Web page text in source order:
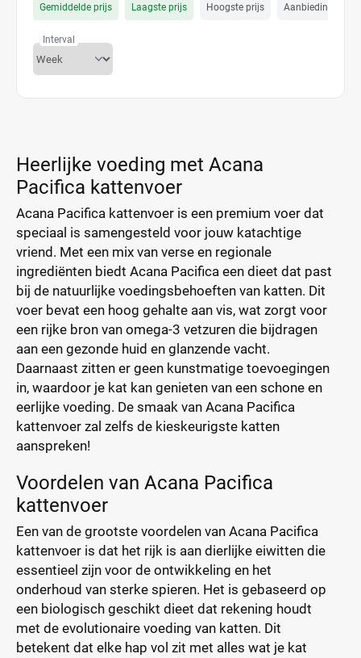
Gemiddelde prijs Laagste prijs Hoogste prijs Aanbiedings prijs
Interval
Heerlijke voeding met Acana
Pacifica kattenvoer
Acana Pacifica kattenvoer is een premium voer dat
speciaal is samengesteld voor jouw katachtige
vriend. Met een mix van verse en regionale
ingrediënten biedt Acana Pacifica een dieet dat past
bij de natuurlijke voedingsbehoeften van katten. Dit
voer bevat een hoog gehalte aan vis, wat zorgt voor
een rijke bron van omega-3 vetzuren die bijdragen
aan een gezonde huid en glanzende vacht.
Daarnaast zitten er geen kunstmatige toevoegingen
in, waardoor je kat kan genieten van een schone en
eerlijke voeding. De smaak van Acana Pacifica
kattenvoer zal zelfs de kieskeurigste katten
aanspreken!
Voordelen van Acana Pacifica
kattenvoer
Een van de grootste voordelen van Acana Pacifica
kattenvoer is dat het rijk is aan dierlijke eiwitten die
essentieel zijn voor de ontwikkeling en het
onderhoud van sterke spieren. Het is gebaseerd op
een biologisch geschikt dieet dat rekening houdt
met de evolutionaire voeding van katten. Dit
betekent dat elke hap vol zit met alles wat je kat